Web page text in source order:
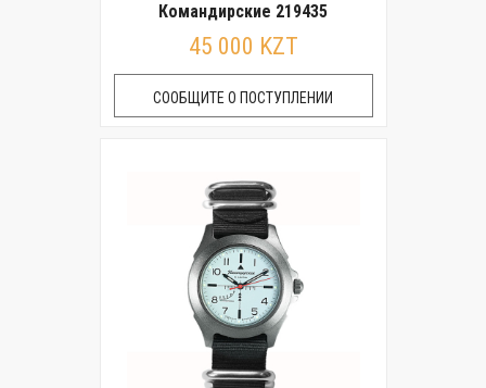
Командирские 219435
45 000 KZT
СООБЩИТЕ О ПОСТУПЛЕНИИ